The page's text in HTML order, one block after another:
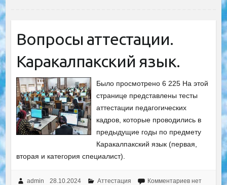
Вопросы аттестации.
Каракалпакский язык.
Было просмотрено 6 225 На этой
странице представлены тесты
аттестации педагогических
кадров, которые проводились в
предыдущие годы по предмету
Каракалпакский язык (первая,
вторая и категория специалист).
admin 28.10.2024 Аттестация Комментариев нет